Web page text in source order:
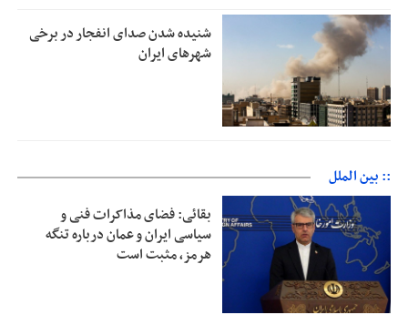
شنیده شدن صدای انفجار در برخی
شهرهای ایران
:: بین الملل
بقائی: فضای مذاکرات فنی و
سیاسی ایران و عمان درباره تنگه
هرمز، مثبت است